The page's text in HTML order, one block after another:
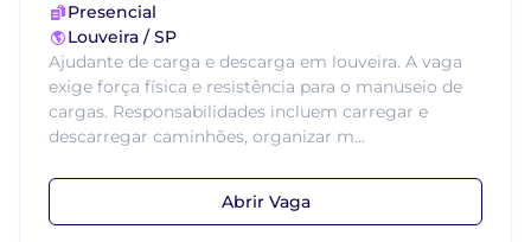
Presencial
Louveira / SP
Ajudante de carga e descarga em louveira. A vaga
exige força física e resistência para o manuseio de
cargas. Responsabilidades incluem carregar e
descarregar caminhões, organizar m...
Abrir Vaga